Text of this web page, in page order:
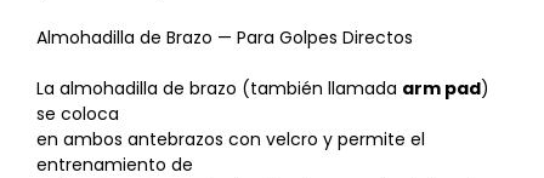
Almohadilla de Brazo — Para Golpes Directos
La almohadilla de brazo (también llamada arm pad)
se coloca
en ambos antebrazos con velcro y permite el
entrenamiento de